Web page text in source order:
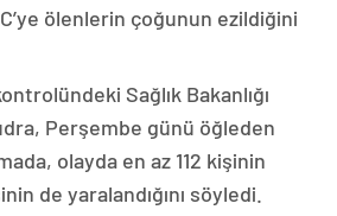
ölenlerin çoğunun ezildiğini
Sağlık Bakanlığı
Perşembe günü öğleden
olayda en az 112 kişinin
de yaralandığını söyledi.